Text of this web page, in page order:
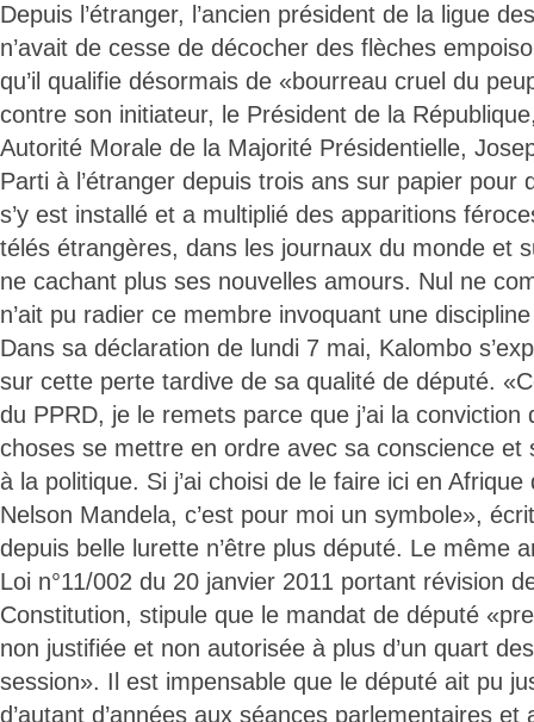
Depuis l’étranger, l’ancien président de la ligue
n’avait de cesse de décocher des flèches
qu’il qualifie désormais de «bourreau cruel du
contre son initiateur, le Président de la
Autorité Morale de la Majorité Présidentielle,
Parti à l’étranger depuis trois ans sur papier pour
s’y est installé et a multiplié des apparitions
télés étrangères, dans les journaux du monde et
ne cachant plus ses nouvelles amours. Nul ne
n’ait pu radier ce membre invoquant une
Dans sa déclaration de lundi 7 mai, Kalombo
sur cette perte tardive de sa qualité de député.
du PPRD, je le remets parce que j’ai la conviction
choses se mettre en ordre avec sa conscience et
à la politique. Si j’ai choisi de le faire ici en
Nelson Mandela, c’est pour moi un symbole»,
depuis belle lurette n’être plus député. Le même
Loi n°11/002 du 20 janvier 2011 portant révision
Constitution, stipule que le mandat de député
non justifiée et non autorisée à plus d’un quart
session». Il est impensable que le député ait pu
d’autant d’années aux séances parlementaires et